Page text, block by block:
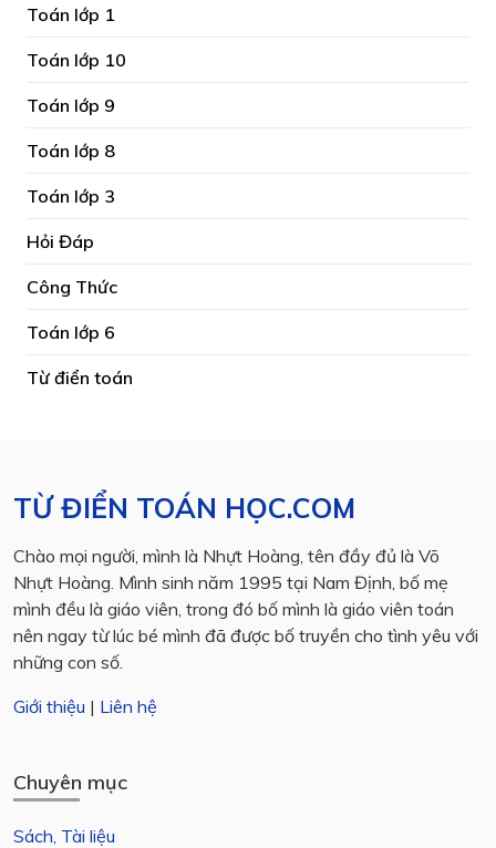
Toán lớp 1
Toán lớp 10
Toán lớp 9
Toán lớp 8
Toán lớp 3
Hỏi Đáp
Công Thức
Toán lớp 6
Từ điển toán
TỪ ĐIỂN TOÁN HỌC.COM
Chào mọi người, mình là Nhựt Hoàng, tên đầy đủ là Võ
Nhựt Hoàng. Mình sinh năm 1995 tại Nam Định, bố mẹ
mình đều là giáo viên, trong đó bố mình là giáo viên toán
nên ngay từ lúc bé mình đã được bố truyền cho tình yêu với
những con số.
Giới thiệu | Liên hệ
Chuyên mục
Sách, Tài liệu